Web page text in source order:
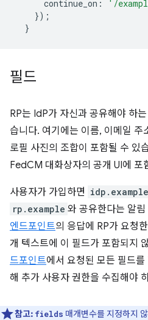
continue_on : '/
});
}
필드
RP는 IdP가 자신과 공유해야 하
습니다. 여기에는 이름, 이메일 주
로필 사진의 조합이 포함될 수 있
FedCM 대화상자의 공개 UI에 포
사용자가 가입하면 idp.example
rp.example 와 공유한다는 알
엔드포인트의 응답에 RP가 요청
개 텍스트에 이 필드가 포함되지
드포인트에서 요청된 모든 필드
해 추가 사용자 권한을 수집해야
참고: fields 매개변수를 지정하지